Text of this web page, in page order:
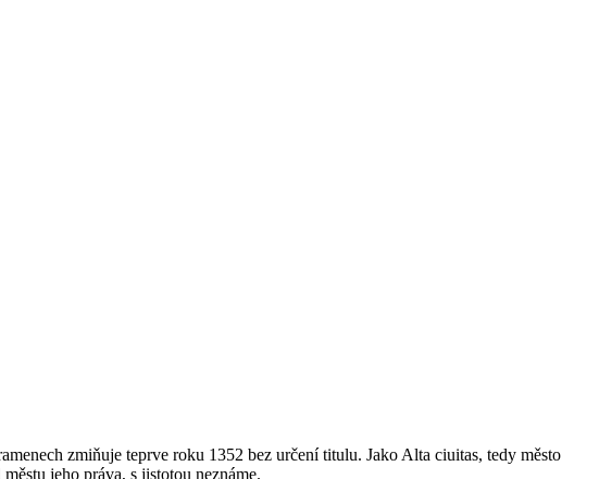
zmiňuje teprve roku 1352 bez určení titulu. Jako Alta ciuitas, tedy město
jeho práva, s jistotou neznáme.